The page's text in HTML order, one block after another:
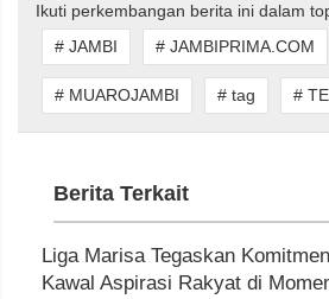
Ikuti perkembangan berita ini dalam
# JAMBI
# JAMBIPRIMA.COM
# MUAROJAMBI # tag #
Berita Terkait
Liga Marisa Tegaskan
Kawal Aspirasi Rakyat di